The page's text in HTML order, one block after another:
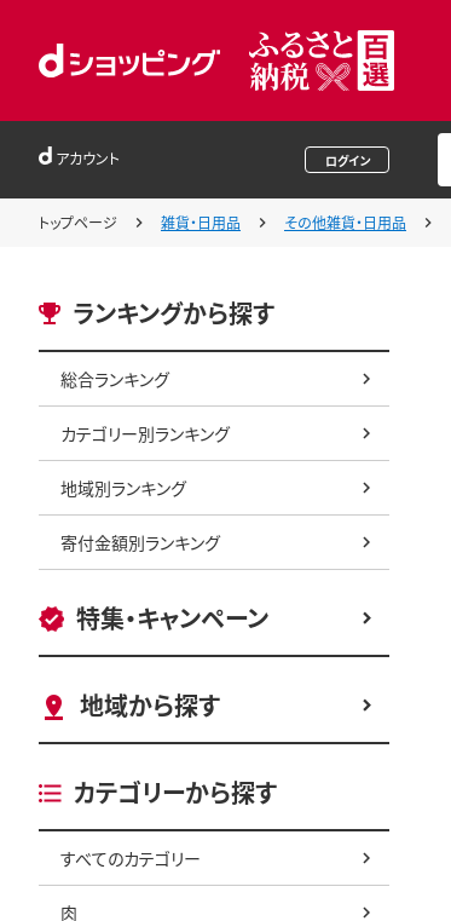
アカウント ログイン
トップページ 雑貨・日用品 その他雑貨・日用品
ランキングから探す
総合ランキング
カテゴリー別ランキング
地域別ランキング
寄付金額別ランキング
特集・キャンペーン
地域から探す
カテゴリーから探す
すべてのカテゴリー
肉